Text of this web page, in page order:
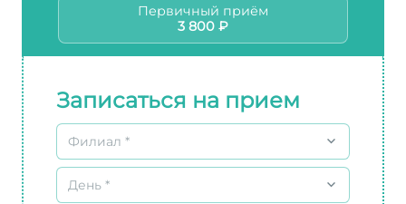
Первичный приём
3 800 ₽
Записаться на прием
Филиал *
День *